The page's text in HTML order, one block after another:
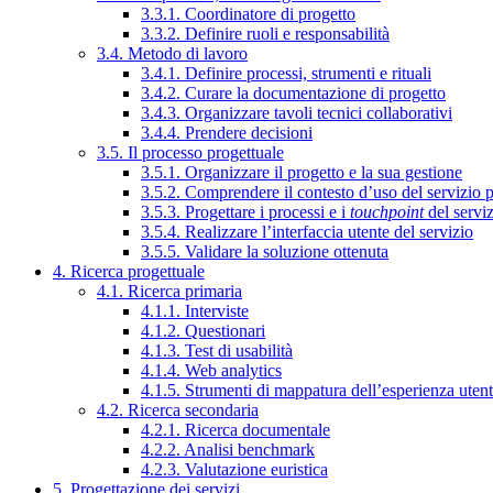
3.3.1. Coordinatore di progetto
3.3.2. Definire ruoli e responsabilità
3.4. Metodo di lavoro
3.4.1. Definire processi, strumenti e rituali
3.4.2. Curare la documentazione di progetto
3.4.3. Organizzare tavoli tecnici collaborativi
3.4.4. Prendere decisioni
3.5. Il processo progettuale
3.5.1. Organizzare il progetto e la sua gestione
3.5.2. Comprendere il contesto d’uso del servizio
3.5.3. Progettare i processi e i touchpointdel
3.5.4. Realizzare l’interfaccia utente del servizio
3.5.5. Validare la soluzione ottenuta
4. Ricerca progettuale
4.1. Ricerca primaria
4.1.1. Interviste
4.1.2. Questionari
4.1.3. Test di usabilità
4.1.4. Web analytics
4.1.5. Strumenti di mappatura dell’esperienza
4.2. Ricerca secondaria
4.2.1. Ricerca documentale
4.2.2. Analisi benchmark
4.2.3. Valutazione euristica
5. Progettazione dei servizi